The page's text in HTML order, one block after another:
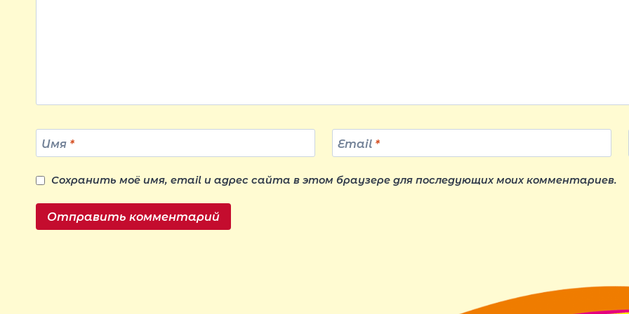
Имя * Email *
Сохранить моё имя, email и адрес сайта в этом браузере для последующих моих комментариев.